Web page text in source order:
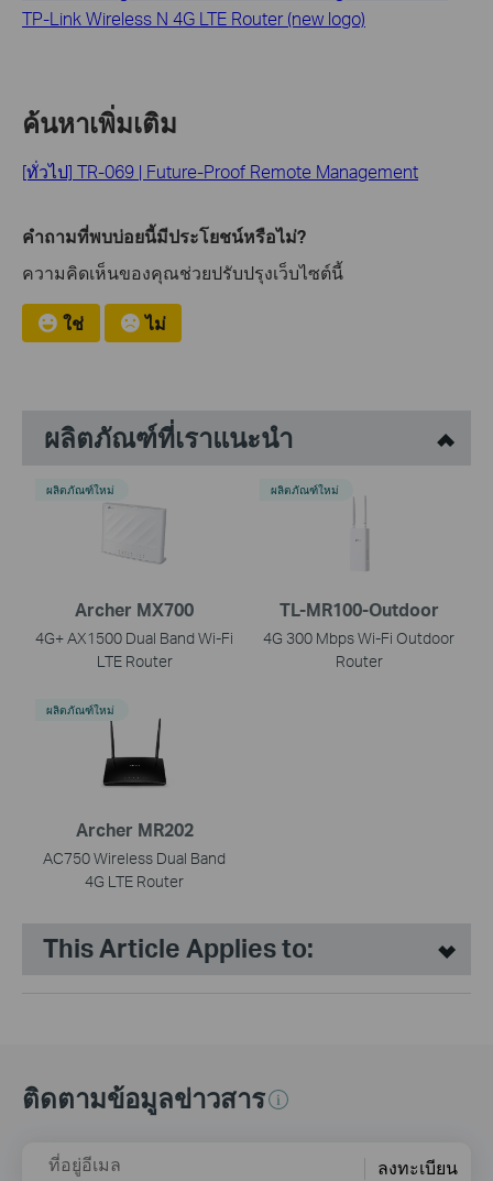
TP-Link Wireless N 4G LTE Router (new logo)
ค้นหาเพิ่มเติม
[ทั่วไป] TR-069 | Future-Proof Remote Management
คำถามที่พบบ่อยนี้มีประโยชน์หรือไม่?
ความคิดเห็นของคุณช่วยปรับปรุงเว็บไซต์นี้
ใช่ ไม่
ผลิตภัณฑ์ที่เราแนะนำ
Archer MX700
4G+ AX1500 Dual Band Wi-Fi
LTE Router
ผลิตภัณฑ์ใหม่
TL-MR100-Outdoor
4G 300 Mbps Wi-Fi Outdoor
Router
ผลิตภัณฑ์ใหม่
Archer MR202
AC750 Wireless Dual Band
4G LTE Router
ผลิตภัณฑ์ใหม่
This Article Applies to:
ติดตามข้อมูลข่าวสาร
ที่อยู่อีเมล ลงทะเบียน